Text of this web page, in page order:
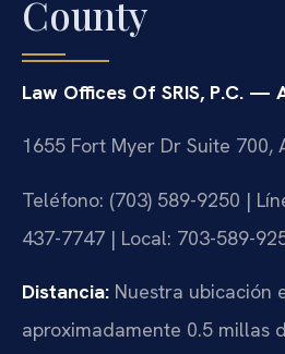
County
Law Offices Of SRIS, P.C. —
1655 Fort Myer Dr Suite 700,
Teléfono: (703) 589-9250 |
437-7747 | Local: 703-589-
Distancia: Nuestra ubicación
aproximadamente 0.5 millas